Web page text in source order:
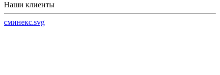
Наши клиенты
сминекс.svg